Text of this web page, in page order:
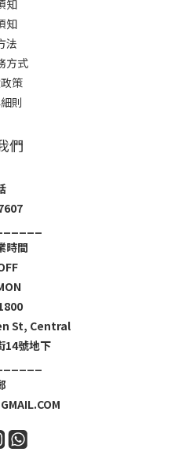
知
知
法
方式
策
則
們
時間
St, Central
14號地下